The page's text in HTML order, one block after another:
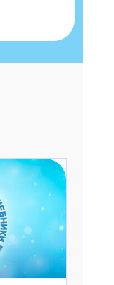
журнал" в